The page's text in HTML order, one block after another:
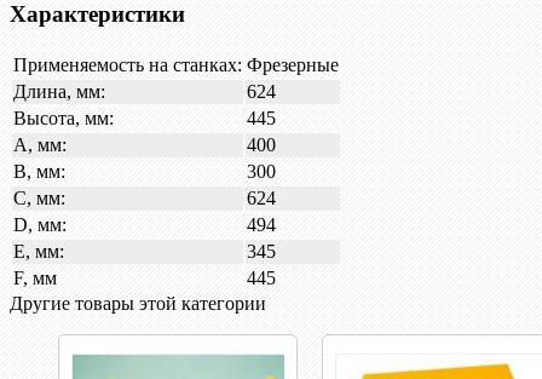
Характеристики
Применяемость на станках: Фрезерные
Длина, мм:
624
Высота, мм:
445
A, мм:
400
B, мм:
300
C, мм:
624
D, мм:
494
E, мм:
345
F, мм
445
Другие товары этой категории